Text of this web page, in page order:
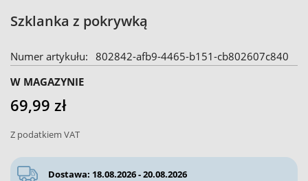
Szklanka z pokrywką
Numer artykułu
802842-afb9-4465-b151-cb802607c840
W MAGAZYNIE
69,99 zł
Z podatkiem VAT
Dostawa: 18.08.2026 - 20.08.2026
to
beginning
of
images
gallery